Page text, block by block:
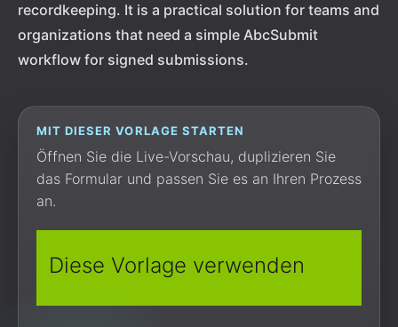
recordkeeping. It is a practical solution for teams and
organizations that need a simple AbcSubmit
workflow for signed submissions.
MIT DIESER VORLAGE STARTEN
Öffnen Sie die Live-Vorschau, duplizieren Sie
das Formular und passen Sie es an Ihren Prozess
an.
Diese Vorlage verwenden